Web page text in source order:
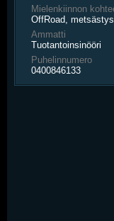
Mielenkiinnon
OffRoad, metsästys
Ammatti
Tuotantoinsinööri
Puhelinnumero
0400846133